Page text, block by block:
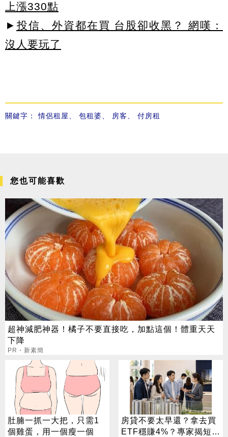
上漲330點
► 投信、外資都在買 台股卻收黑？ 網嘆：
沒人要玩了
關鍵字：情侶租屋、 包租婆、 房客、 付房租
您也可能喜歡
超神減肥神器！橘子不要直接吃，加點這個！體重天天
下降
PR・新素簡
肚腩一抓一大把，只需1
個雞蛋，用一個瘦一個
房貸不要太早還？拿去買
ETF穩賺4%？專家揭短影